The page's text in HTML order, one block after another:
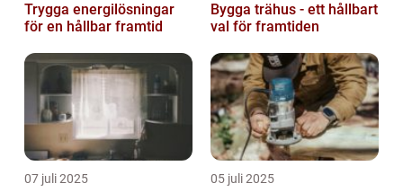
Trygga energilösningar
för en hållbar framtid
Bygga trähus - ett hållbart
val för framtiden
07 juli 2025 05 juli 2025